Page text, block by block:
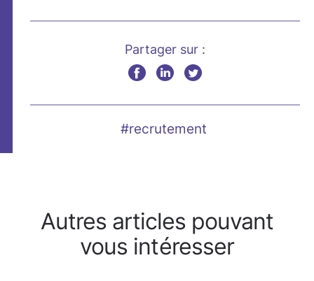
Partager sur :
#recrutement
Autres articles pouvant
vous intéresser